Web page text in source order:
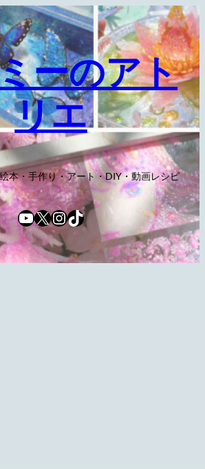
ーのアト
リエ
本・手作り・アート・DIY・動画レシピ
YouTube
X Instagram
TikTok